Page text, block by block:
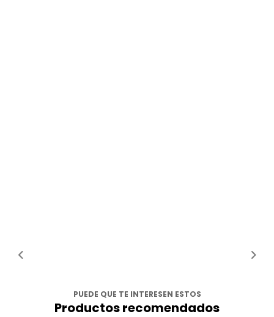
PUEDE QUE TE INTERESEN ESTOS
Productos recomendados